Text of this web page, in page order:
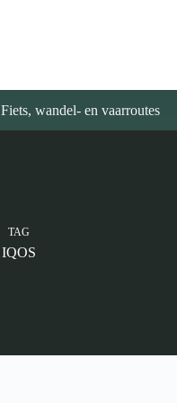
Fiets, wandel- en vaarroutes
TAG
IQOS